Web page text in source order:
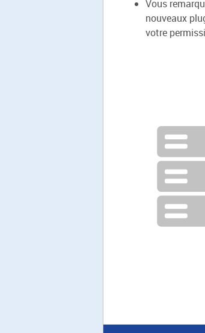
Vous
nouveaux
votre